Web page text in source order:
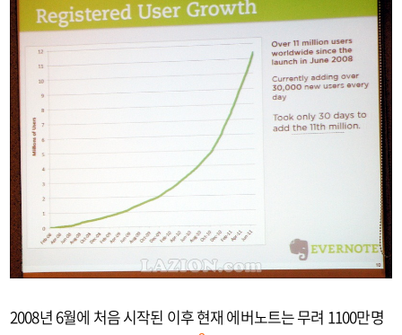
2008년 6월에 처음 시작된 이후 현재 에버노트는 무려 1100만명